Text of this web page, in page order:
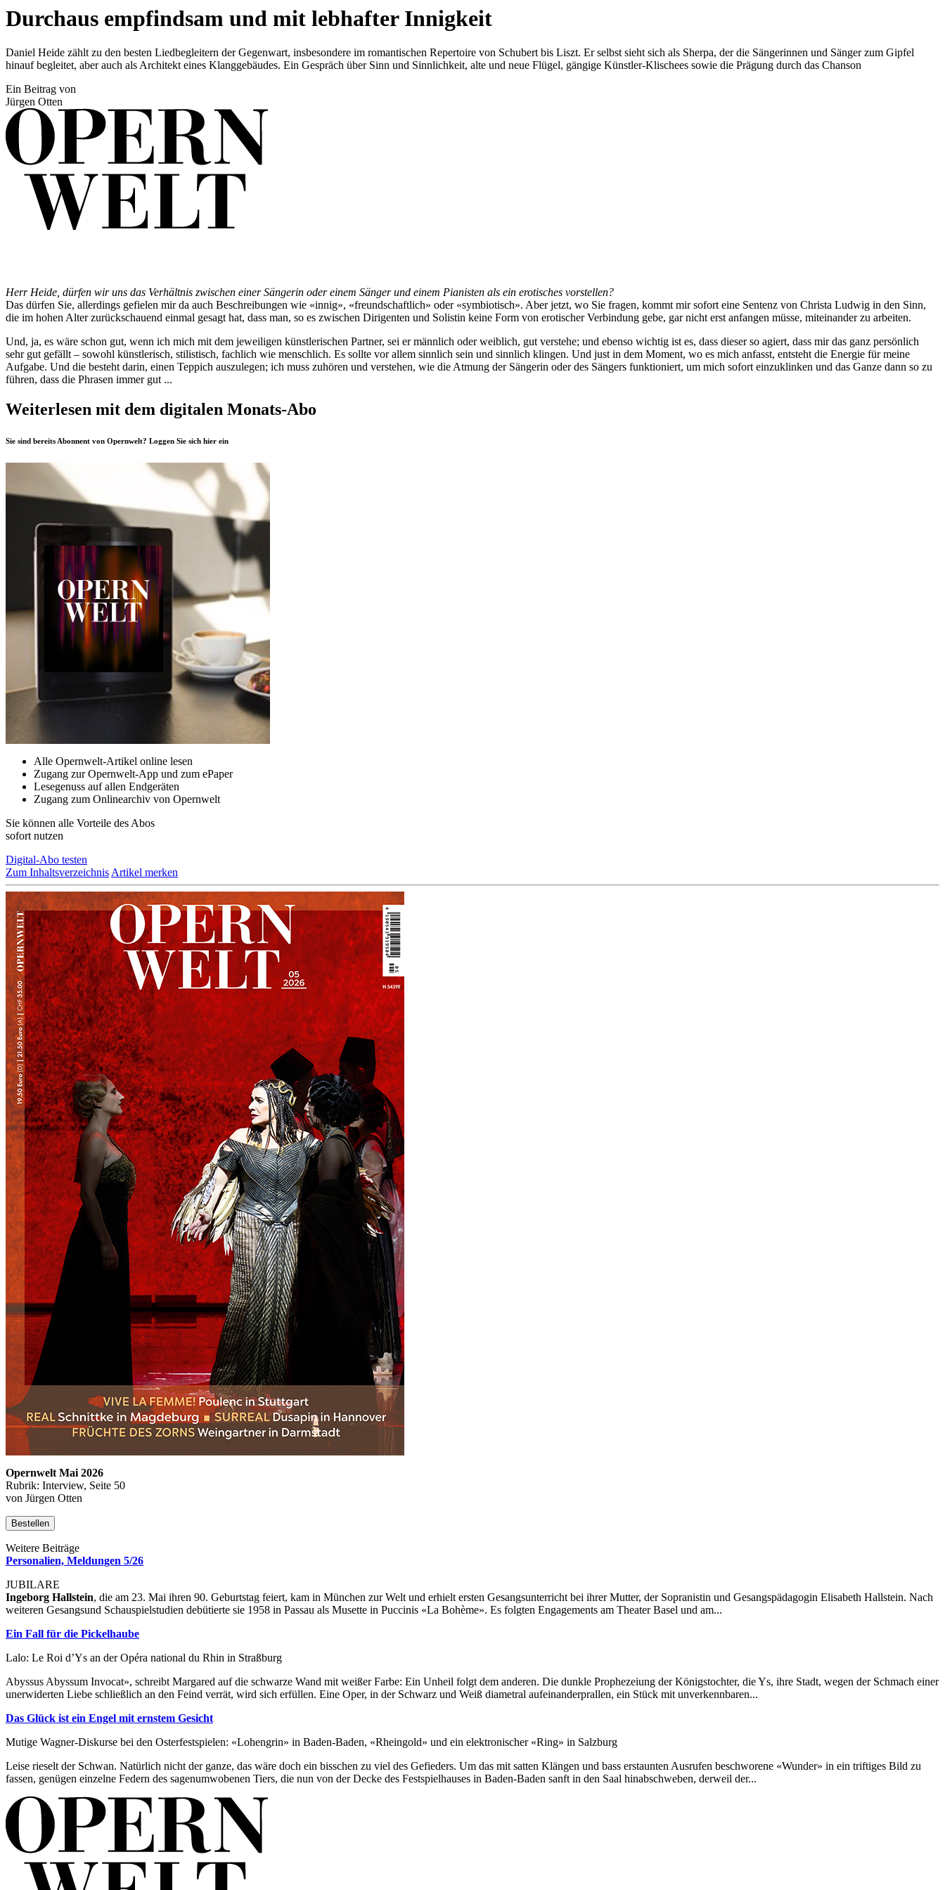
Durchaus empfindsam und mit lebhafter Innigkeit
Daniel Heide zählt zu den besten Liedbegleitern der Gegenwart, insbesondere im romantischen Repertoire von Schubert bis Liszt. Er selbst sieht sich als Sherpa, der die Sängerinnen und Sänger zum Gipfel
hinauf begleitet, aber auch als Architekt eines Klanggebäudes. Ein Gespräch über Sinn und Sinnlichkeit, alte und neue Flügel, gängige Künstler-Klischees sowie die Prägung durch das Chanson
Ein Beitrag von
Jürgen Otten
Herr Heide, dürfen wir uns das Verhältnis zwischen einer Sängerin oder einem Sänger und einem Pianisten als ein erotisches vorstellen?
Das dürfen Sie, allerdings gefielen mir da auch Beschreibungen wie «innig», «freundschaftlich» oder «symbiotisch». Aber jetzt, wo Sie fragen, kommt mir sofort eine Sentenz von Christa Ludwig in den Sinn,
die im hohen Alter zurückschauend einmal gesagt hat, dass man, so es zwischen Dirigenten und Solistin keine Form von erotischer Verbindung gebe, gar nicht erst anfangen müsse, miteinander zu arbeiten.
Und, ja, es wäre schon gut, wenn ich mich mit dem jeweiligen künstlerischen Partner, sei er männlich oder weiblich, gut verstehe; und ebenso wichtig ist es, dass dieser so agiert, dass mir das ganz persönlich
sehr gut gefällt – sowohl künstlerisch, stilistisch, fachlich wie menschlich. Es sollte vor allem sinnlich sein und sinnlich klingen. Und just in dem Moment, wo es mich anfasst, entsteht die Energie für meine
Aufgabe. Und die besteht darin, einen Teppich auszulegen; ich muss zuhören und verstehen, wie die Atmung der Sängerin oder des Sängers funktioniert, um mich sofort einzuklinken und das Ganze dann so zu
führen, dass die Phrasen immer gut ...
Weiterlesen mit dem digitalen Monats-Abo
Sie sind bereits Abonnent von Opernwelt? Loggen Sie sich hier ein
Alle Opernwelt-Artikel online lesen
Zugang zur Opernwelt-App und zum ePaper
Lesegenuss auf allen Endgeräten
Zugang zum Onlinearchiv von Opernwelt
Sie können alle Vorteile des Abos
sofort nutzen
Digital-Abo testen
Zum Inhaltsverzeichnis Artikel merken
Opernwelt Mai 2026
Rubrik: Interview, Seite 50
von Jürgen Otten
Bestellen
Weitere Beiträge
Personalien, Meldungen 5/26
JUBILARE
Ingeborg Hallstein, die am 23. Mai ihren 90. Geburtstag feiert, kam in München zur Welt und erhielt ersten Gesangsunterricht bei ihrer Mutter, der Sopranistin und Gesangspädagogin Elisabeth Hallstein. Nach
weiteren Gesangsund Schauspielstudien debütierte sie 1958 in Passau als Musette in Puccinis «La Bohème». Es folgten Engagements am Theater Basel und am...
Ein Fall für die Pickelhaube
Lalo: Le Roi d’Ys an der Opéra national du Rhin in Straßburg
Abyssus Abyssum Invocat», schreibt Margared auf die schwarze Wand mit weißer Farbe: Ein Unheil folgt dem anderen. Die dunkle Prophezeiung der Königstochter, die Ys, ihre Stadt, wegen der Schmach einer
unerwiderten Liebe schließlich an den Feind verrät, wird sich erfüllen. Eine Oper, in der Schwarz und Weiß diametral aufeinanderprallen, ein Stück mit unverkennbaren...
Das Glück ist ein Engel mit ernstem Gesicht
Mutige Wagner-Diskurse bei den Osterfestspielen: «Lohengrin» in Baden-Baden, «Rheingold» und ein elektronischer «Ring» in Salzburg
Leise rieselt der Schwan. Natürlich nicht der ganze, das wäre doch ein bisschen zu viel des Gefieders. Um das mit satten Klängen und bass erstaunten Ausrufen beschworene «Wunder» in ein triftiges Bild zu
fassen, genügen einzelne Federn des sagenumwobenen Tiers, die nun von der Decke des Festspielhauses in Baden-Baden sanft in den Saal hinabschweben, derweil der...